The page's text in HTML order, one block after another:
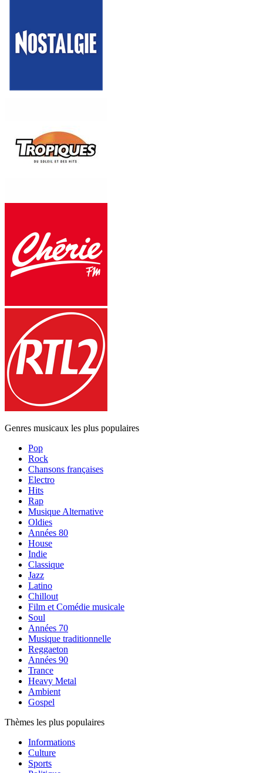
Genres musicaux les plus populaires
Pop
Rock
Chansons françaises
Electro
Hits
Rap
Musique Alternative
Oldies
Années 80
House
Indie
Classique
Jazz
Latino
Chillout
Film et Comédie musicale
Soul
Années 70
Musique traditionnelle
Reggaeton
Années 90
Trance
Heavy Metal
Ambient
Gospel
Thèmes les plus populaires
Informations
Culture
Sports